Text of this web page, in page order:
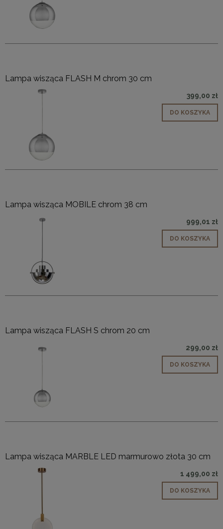
Lampa wisząca FLASH M chrom 30 cm
399,00 zł
DO KOSZYKA
Lampa wisząca MOBILE chrom 38 cm
999,01 zł
DO KOSZYKA
Lampa wisząca FLASH S chrom 20 cm
299,00 zł
DO KOSZYKA
Lampa wisząca MARBLE LED marmurowo złota 30 cm
1 499,00 zł
DO KOSZYKA